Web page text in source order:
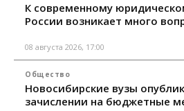
К современному
России возникает много
08 августа 2026, 17:00
Общество
Новосибирские вузы
зачислении на бюджетные